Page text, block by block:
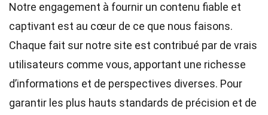
Notre engagement à fournir un contenu fiable et
captivant est au cœur de ce que nous faisons.
Chaque fait sur notre site est contribué par de vrais
utilisateurs comme vous, apportant une richesse
d’informations et de perspectives diverses. Pour
garantir les plus hauts standards de précision et de